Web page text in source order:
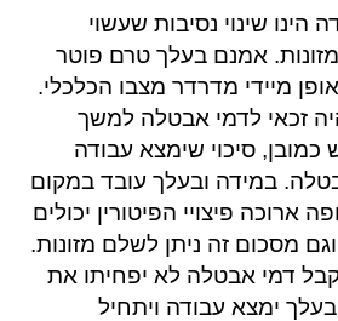
הינו שינוי נסיבות שעשוי
אמנם בעלך טרם פוטר
מיידי מדרדר מצבו הכלכלי.
זכאי לדמי אבטלה למשך
כמובן, סיכוי שימצא עבודה
במידה ובעלך עובד במקום
ארוכה פיצויי הפיטורין יכולים
מסכום זה ניתן לשלם מזונות.
דמי אבטלה לא יפחיתו את
ימצא עבודה ויתחיל